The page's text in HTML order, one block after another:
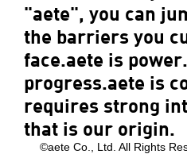
"aete", you can
the barriers you
face.aete is
progress.aete is
requires strong
that is our origin.
©aete Co., Ltd. All Rights